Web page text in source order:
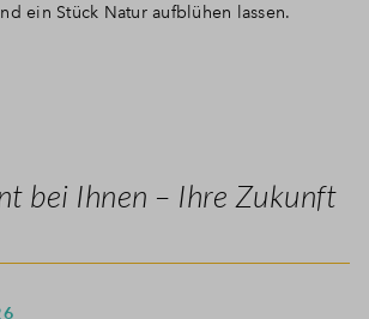
ein Stück Natur aufblühen lassen.
bei Ihnen – Ihre Zukunft